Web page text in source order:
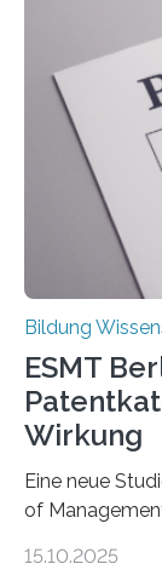
damit
beeinflussen,
Therapien
stehen im
Hochschule
Doktorandin
durch. Ziel ist
Bildung
ESMT
Wirkung
Eine neue
of
häufiger zu
15.10.2025